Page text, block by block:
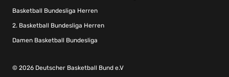
Basketball Bundesliga Herren
2. Basketball Bundesliga Herren
Damen Basketball Bundesliga
© 2026 Deutscher Basketball Bund e.V